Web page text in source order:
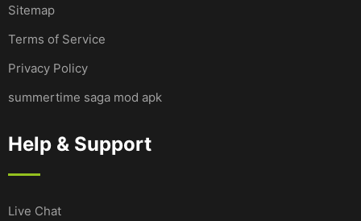
Sitemap
Terms of Service
Privacy Policy
summertime saga mod apk
Help & Support
Live Chat